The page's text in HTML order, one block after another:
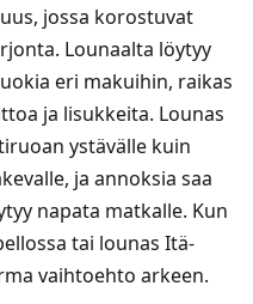
jossa korostuvat
Lounaalta löytyy
eri makuihin, raikas
ja lisukkeita. Lounas
ystävälle kuin
ja annoksia saa
napata matkalle. Kun
tai lounas Itä-
vaihtoehto arkeen.